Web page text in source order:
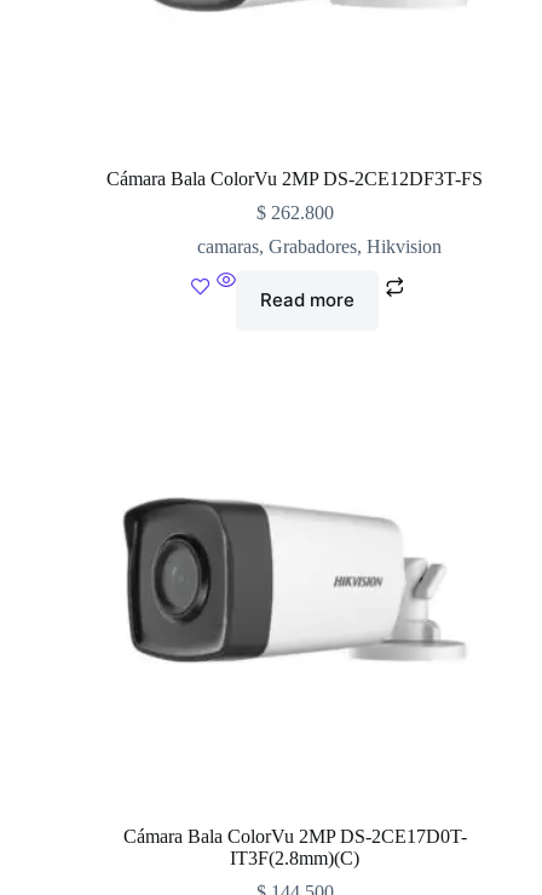
Cámara Bala ColorVu 2MP DS-2CE12DF3T-FS
$262.800
camaras, Grabadores, Hikvision
Read more
Cámara Bala ColorVu 2MP DS-2CE17D0T-
IT3F(2.8mm)(C)